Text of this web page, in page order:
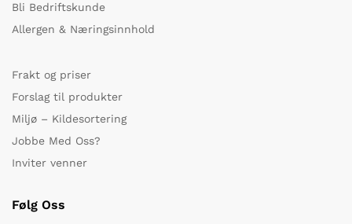
Bli Bedriftskunde
Allergen & Næringsinnhold
Frakt og priser
Forslag til produkter
Miljø – Kildesortering
Jobbe Med Oss?
Inviter venner
Følg Oss